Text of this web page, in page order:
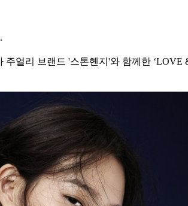
얼리 브랜드 '스톤헨지'와 함께한